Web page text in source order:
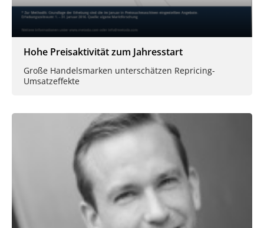
Hohe Preisaktivität zum Jahresstart
Große Handelsmarken unterschätzen Repricing-
Umsatzeffekte